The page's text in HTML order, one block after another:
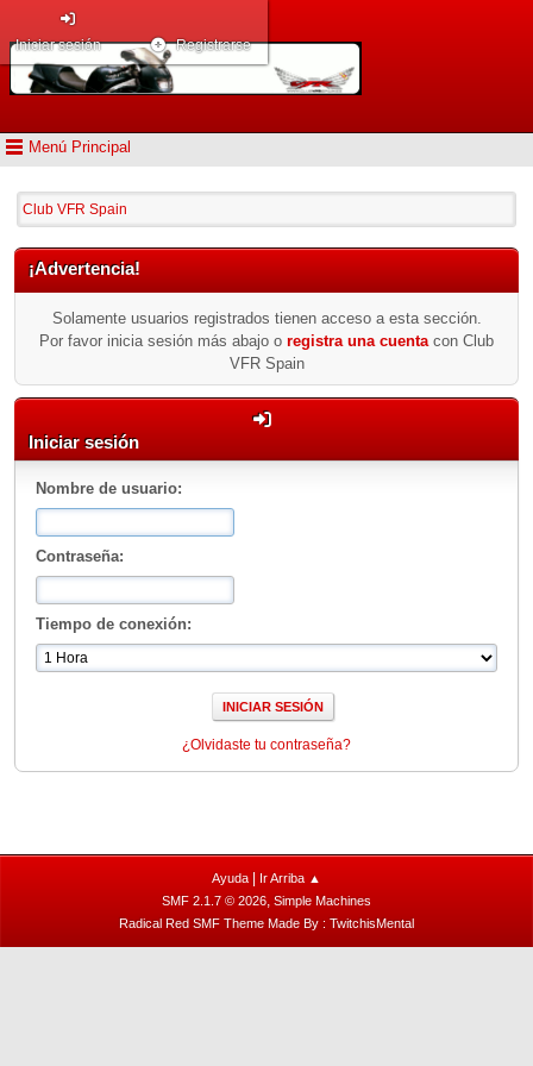
Menú Principal
Iniciar sesión Registrarse
Club VFR Spain
¡Advertencia!
Solamente usuarios registrados tienen acceso a esta sección.
Por favor inicia sesión más abajo o registra una cuenta con Club
VFR Spain
Iniciar sesión
Nombre de usuario:
Contraseña:
Tiempo de conexión:
¿Olvidaste tu contraseña?
Ayuda
Ir Arriba ▲
SMF 2.1.7 © 2026, Simple Machines
Radical Red SMF Theme Made By : TwitchisMental